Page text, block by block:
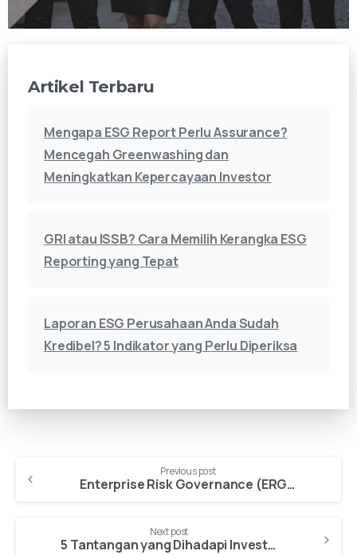
Artikel Terbaru
Mengapa ESG Report Perlu Assurance?
Mencegah Greenwashing dan
Meningkatkan Kepercayaan Investor
GRI atau ISSB? Cara Memilih Kerangka ESG
Reporting yang Tepat
Laporan ESG Perusahaan Anda Sudah
Kredibel? 5 Indikator yang Perlu Diperiksa
Reading
Previous post
Enterprise Risk Governance (ERG) dan Keberadaannya pada Badan Penyelenggara Jaminan Sosial (BPJS) Kesehatan
Next post
5 Tantangan yang Dihadapi Investor Migas Tanah Air